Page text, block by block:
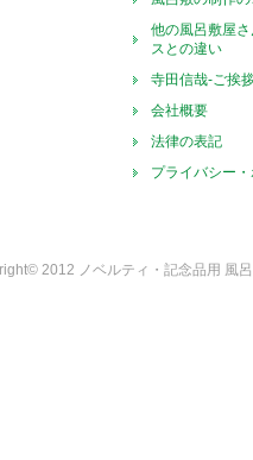
他の風呂敷屋
スとの違い
寺田信哉-ご挨
会社概要
法律の表記
プライバシー
2012 ノベルティ・記念品用 風